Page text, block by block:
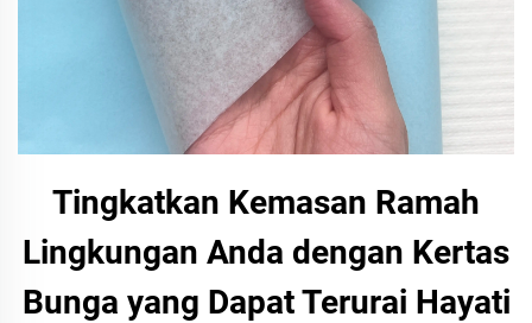
Tingkatkan Kemasan Ramah
Lingkungan Anda dengan Kertas
Bunga yang Dapat Terurai Hayati